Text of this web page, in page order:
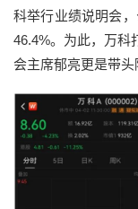
科举行业绩说明会
46.4%。为此，万科
会主席郁亮更是带头